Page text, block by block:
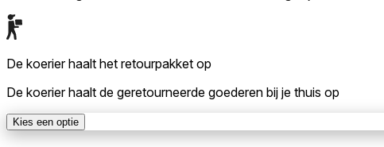
De koerier haalt het retourpakket op
De koerier haalt de geretourneerde goederen bij je thuis op
Kies een optie